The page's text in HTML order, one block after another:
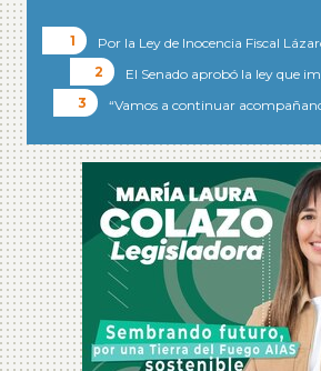
Por la Ley de Inocencia Fiscal
El Senado aprobó la ley que
“Vamos a continuar